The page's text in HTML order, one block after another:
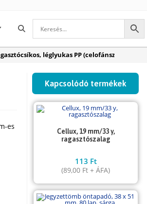
Toggle
search
léglyukas PP (celofánszerű)
es
Kapcsolódó termékek
Cellux, 19 mm/33 y,
ragasztószalag
113 Ft
(89,00 Ft + ÁFA)